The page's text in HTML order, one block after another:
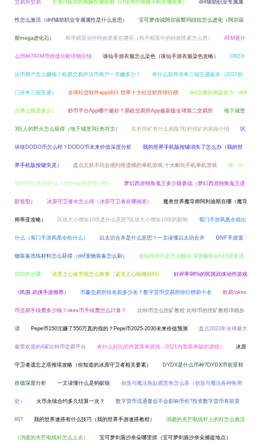
交易所交易 手游cf保存的视频在哪里看（cf保存的视频手机在哪里看） dnf辅助职业专属属
性怎么激活（dnf辅助职业专属属性是什么意思） 宝可梦传说阿尔宙斯玛狃拉怎么进化（阿尔宙
斯mega进化石） 和平精英动作特效喷雾在哪买（和平精英中的特效喷雾怎么用） ATM是什
么币种?ATM币价值分析详细介绍 诛仙手游衣服怎么染色（诛仙手游衣服染色攻略） OKEX
法币商户怎么赚钱？欧易交易所法币商户一天赚多少？ 有什么新开传奇三端互通版本（2021热
门传奇三端互通） 全球社交软件app排行 世界十大社交软件排行榜 dnf点券比例是多少（dnf
点券上限是多少） 炒币平台App哪个最好？易欧交易所App最新版全球第二交易所 地下城堡
3狂人的野火怎么获得（地下城堡3狂热符文） 杠杆挖矿有什么风险?杠杆挖矿的风险介绍 区
块链DODO币怎么样？DODO币未来价值深度分析 我的世界手机版按键消失了怎么办（我的世
界手机版按键失灵） 盘点五款不玩会感到很遗憾的单机游戏,十大耐玩手机单机游戏 哪一款
动作RPG手游好玩（动作rpg手游排行榜） 梦幻西游独角鬼王多少级参战（梦幻西游独角鬼王进
阶造型） 冰原守卫者水怎么得（冰原守卫者在哪抽奖） 魔兽世界魔导师阿利迪斯在哪（魔导
师蒂亚攻略） 区块大小增加10倍是什么意思?区块大小增加10倍的影响 蜀门手游凤凰令能出
什么（蜀门手游凤凰令给什么） 以太坊合并是什么意思？一文读懂以太坊合并 DNF手游宠
物装备洗练材料怎么获得（dnf宠物装备怎么刷） 虚拟内存不足怎么解决 深度解析win10设置虚
拟内存步骤 诺亚之心疲劳值怎么恢复（诺亚之心能搬砖吗） 好评率98%的民国武侠动作游戏
（民国 武侠手游推荐） 币赢交易所排名前多少名？数字货币交易所排行榜前十名 欧易/okex
币交易手续费多少钱？okex币手续费怎么计算？ 比特币怎么挖矿教程 比特币的挖矿教程详细步
骤 Pepe币150元赚了550万真的假的？Pepe币2025-2030未来价值预测 盘点2023年全球最大
最受欢迎的4家比特币交易平台 有什么好玩的内置菜单游戏（2021内置菜单版的游戏） 冰原
守卫者遗忘之塔推塔攻略（你知道的冰原守卫者相关要素） DYDX是什么币种?DYDX币前景和
价值深度分析 一文读懂什么是蚂蚁链 创造与魔法鱼缸观赏鱼怎么弄（创造与魔法各种鱼用
处） 火币永续合约多久结算一次？ 数字货币流通量会不会影响币价?投资数字货币有前景
吗? 我的世界速搭有什么技巧（我的世界手游速搭教程） 消逝的光芒电线杆上的灯怎么激活
（消逝的光芒电线杆怎么上去） 宝可梦剑盾沙奈朵哪里抓（宝可梦剑盾沙奈朵捕捉地点）